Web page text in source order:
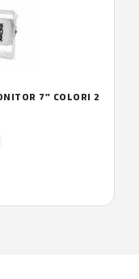
7" COLORI 2